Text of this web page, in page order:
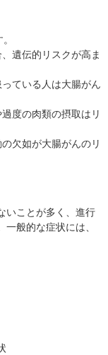
遺伝的リスクが高ま
ている人は大腸がん
度の肉類の摂取はリ
欠如が大腸がんのリ
いことが多く、進行
般的な症状には、